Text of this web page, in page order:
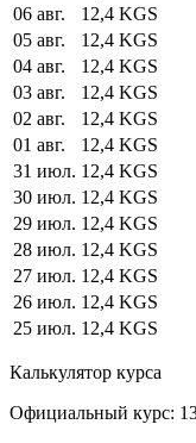
06 авг.
12,4 KGS
05 авг.
12,4 KGS
04 авг.
12,4 KGS
03 авг.
12,4 KGS
02 авг.
12,4 KGS
01 авг.
12,4 KGS
31 июл. 12,4 KGS
30 июл. 12,4 KGS
29 июл. 12,4 KGS
28 июл. 12,4 KGS
27 июл. 12,4 KGS
26 июл. 12,4 KGS
25 июл. 12,4 KGS
Калькулятор курса
Официальный курс: